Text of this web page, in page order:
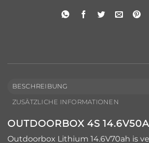
BESCHREIBUNG
ZUSÄTZLICHE INFORMATIONEN
OUTDOORBOX 4S
Outdoorbox Lithium 14.6V70ah is